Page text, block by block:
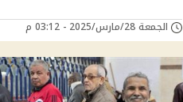
الجمعة 28/مارس/2025 - 03:12 م